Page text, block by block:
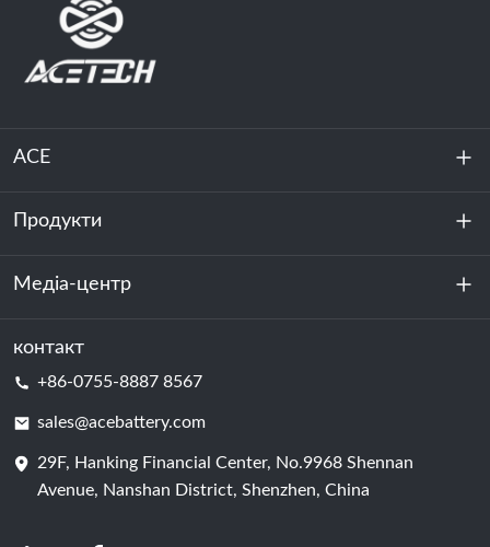
ACE
Про нас
Стійкість
Продукти
Зберігання енергії
Центр обробки даних та серверна кімната
Елемент батареї
Медіа-центр
Новини
контакт
+86-0755-8887 8567
sales@acebattery.com
29F, Hanking Financial Center, No.9968 Shennan
Avenue, Nanshan District, Shenzhen, China